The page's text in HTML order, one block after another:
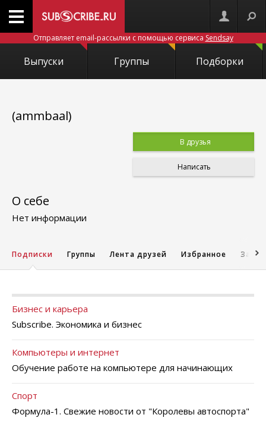
Отправляет email-рассылки с помощью сервиса Sendsay
Выпуски Группы Подборки
(ammbaal)
В друзья
Написать
О себе
Нет информации
Подписки Группы Лента друзей Избранное
Бизнес и карьера
Subscribe. Экономика и бизнес
Компьютеры и интернет
Обучение работе на компьютере для начинающих
Спорт
Формула-1. Свежие новости от "Королевы автоспорта"